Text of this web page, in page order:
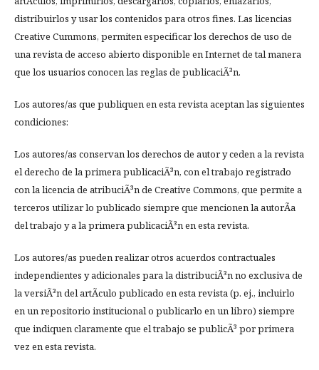
distribuirlos y usar los contenidos para otros fines. Las licencias
Creative Cummons, permiten especificar los derechos de uso de
una revista de acceso abierto disponible en Internet de tal manera
que los usuarios conocen las reglas de publicaciÃ³n.
Los autores/as que publiquen en esta revista aceptan las siguientes
condiciones:
Los autores/as conservan los derechos de autor y ceden a la revista
el derecho de la primera publicaciÃ³n, con el trabajo registrado
con la licencia de atribuciÃ³n de Creative Commons, que permite a
terceros utilizar lo publicado siempre que mencionen la autorÃ­a
del trabajo y a la primera publicaciÃ³n en esta revista.
Los autores/as pueden realizar otros acuerdos contractuales
independientes y adicionales para la distribuciÃ³n no exclusiva de
la versiÃ³n del artÃ­culo publicado en esta revista (p. ej., incluirlo
en un repositorio institucional o publicarlo en un libro) siempre
que indiquen claramente que el trabajo se publicÃ³ por primera
vez en esta revista.